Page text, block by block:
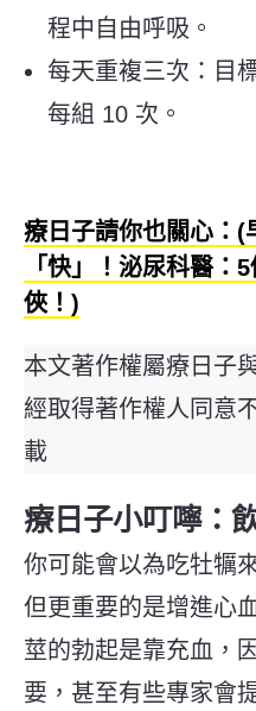
程中自由呼吸。
每天重複三次：目
每組 10 次。
療日子請你也關心：(
「快」！泌尿科醫：
俠！)
本文著作權屬療日子
經取得著作權人同意
載
療日子小叮嚀：
你可能會以為吃牡犡
但更重要的是增進心
莖的勃起是靠充血，
要，甚至有些專家會